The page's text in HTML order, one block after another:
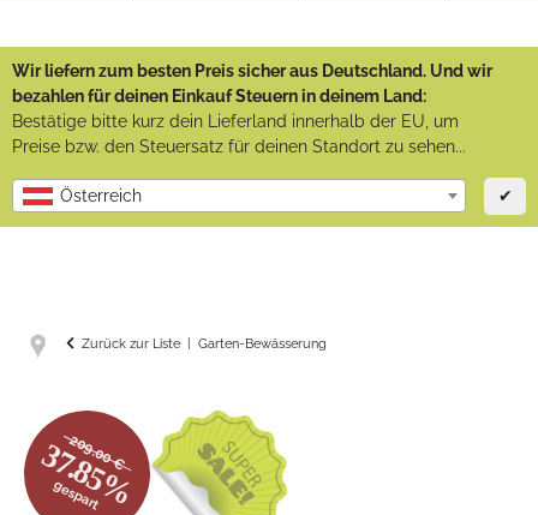
Wir liefern zum besten Preis sicher aus Deutschland. Und wir
bezahlen für deinen Einkauf Steuern in deinem Land:
Bestätige bitte kurz dein Lieferland innerhalb der EU, um
Preise bzw. den Steuersatz für deinen Standort zu sehen...
Österreich ✔
Zurück zur Liste Garten-Bewässerung
209.00 €
37.85%
gespart